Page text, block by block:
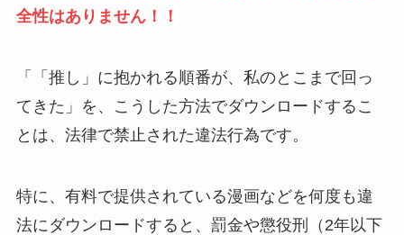
全性はありません！！
「「推し」に抱かれる順番が、私のとこまで回っ
てきた」を、こうした方法でダウンロードするこ
とは、法律で禁止された違法行為です。
特に、有料で提供されている漫画などを何度も違
法にダウンロードすると、罰金や懲役刑（2年以下